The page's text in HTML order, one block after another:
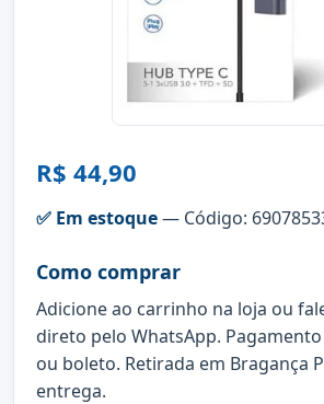
R$ 44,90
✅ Em estoque— Código:
Como comprar
Adicione ao carrinho na loja ou
direto pelo WhatsApp.
ou boleto. Retirada em Bragança
entrega.